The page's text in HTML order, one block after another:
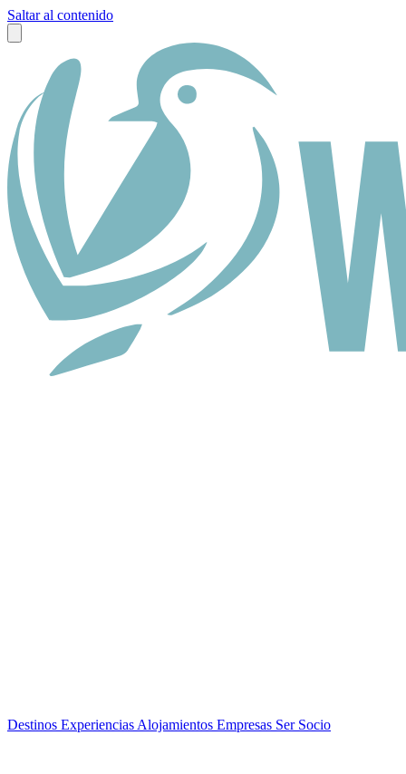
Saltar al contenido
Destinos Experiencias Alojamientos Empresas Ser Socio